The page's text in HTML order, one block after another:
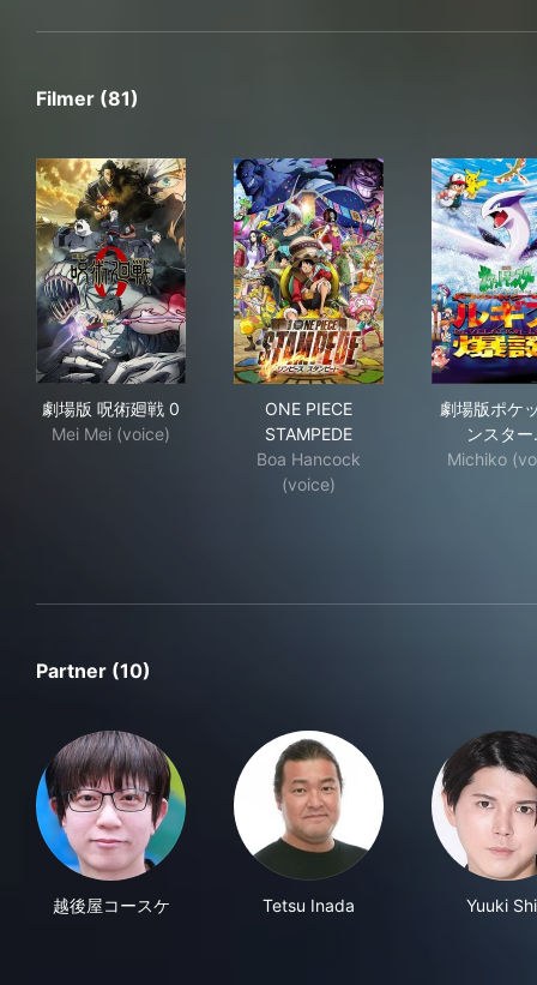
Filmer (81)
劇場版 呪術廻戦 0
Mei Mei (voice)
ONE PIECE
STAMPEDE
Boa Hancock
(voice)
劇場版ポケ
ンスタ
Michiko
Partner (10)
越後屋コースケ Tetsu Inada Yuuki